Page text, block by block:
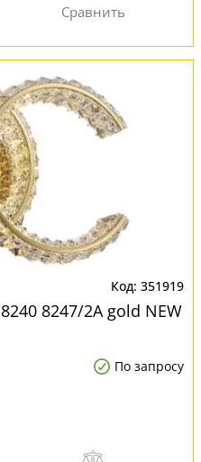
351919
8247/2A gold NEW
По запросу